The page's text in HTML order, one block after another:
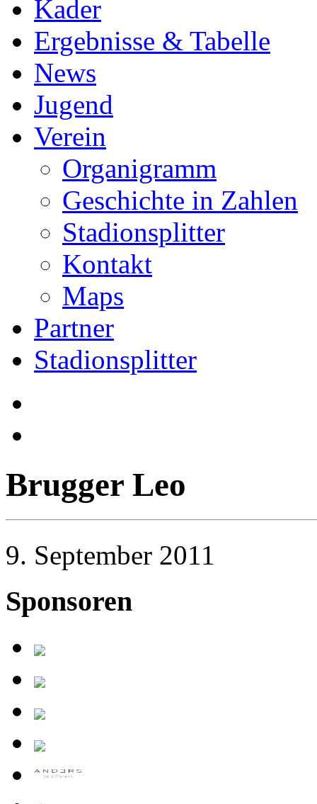
Kader
Ergebnisse & Tabelle
News
Jugend
Verein
Organigramm
Geschichte in Zahlen
Stadionsplitter
Kontakt
Maps
Partner
Stadionsplitter
Brugger Leo
9. September 2011
Sponsoren